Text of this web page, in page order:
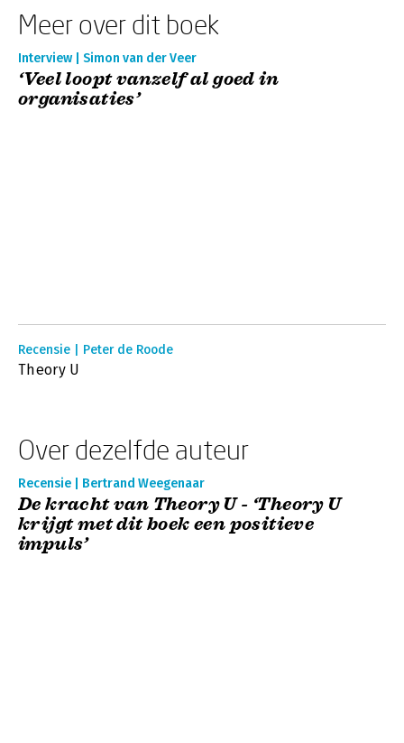
Meer over dit boek
Interview | Simon van der Veer
‘Veel loopt vanzelf al goed in
organisaties’
Recensie | Peter de Roode
Theory U
Over dezelfde auteur
Recensie | Bertrand Weegenaar
De kracht van Theory U - ‘Theory U
krijgt met dit boek een positieve
impuls’